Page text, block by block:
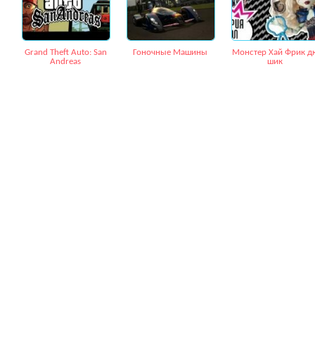
Grand Theft Auto: San
Andreas
Гоночные Машины
Монстер Хай Фрик
шик